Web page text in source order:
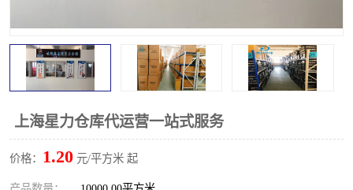
上海星力仓库代运营一站式服务
价格： 1.20 元/平方米 起